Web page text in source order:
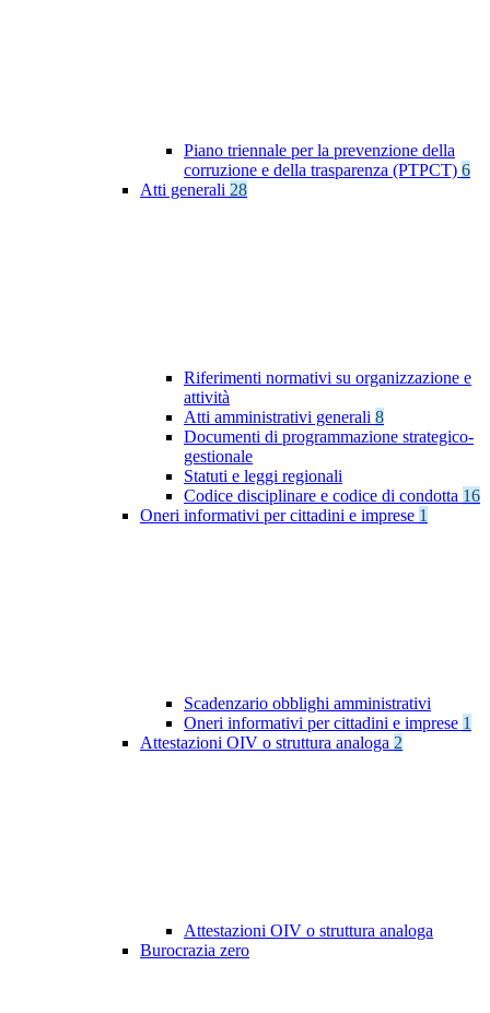
Piano triennale per la prevenzione della
corruzione e della trasparenza (PTPCT) 6
Atti generali 28
Riferimenti normativi su organizzazione e
attività
Atti amministrativi generali 8
Documenti di programmazione strategico-
gestionale
Statuti e leggi regionali
Codice disciplinare e codice di condotta 16
Oneri informativi per cittadini e imprese 1
Scadenzario obblighi amministrativi
Oneri informativi per cittadini e imprese 1
Attestazioni OIV o struttura analoga 2
Attestazioni OIV o struttura analoga
Burocrazia zero